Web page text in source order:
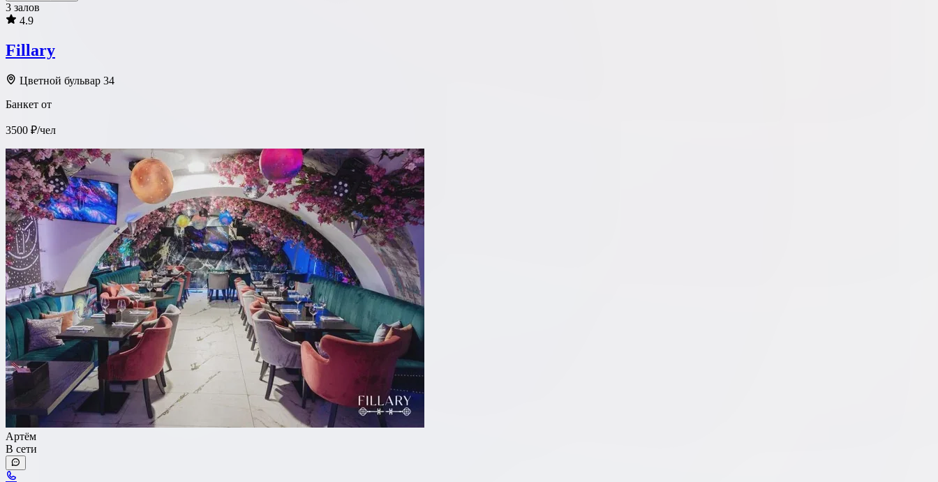
Локация
Метро Район
Тип площадки
Ресторан
Банкетный зал
Лофт
Веранда / Шатер
Вместимость
до 150 чел
Бюджет на персону
Важные условия
Танцпол
Со сценой
3 залов
4.9
Fillary
Цветной бульвар 34
Банкет от
3500 ₽/чел
Артём
В сети